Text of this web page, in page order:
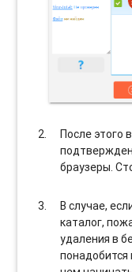
После этого
браузеры.
В случае,
каталог,
удаления в
понадобится